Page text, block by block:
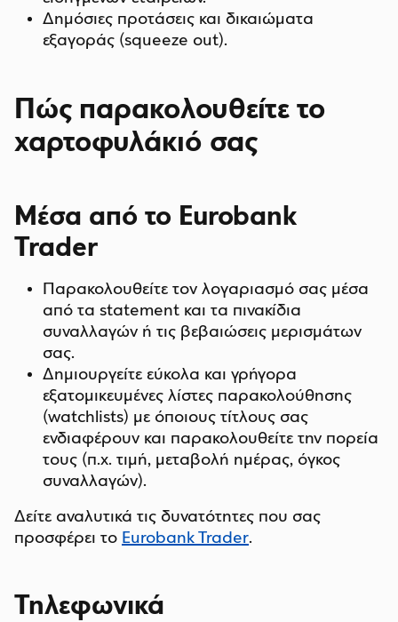
Δημόσιες προτάσεις και δικαιώματα
εξαγοράς (squeeze out).
Πώς παρακολουθείτε το
χαρτοφυλάκιό σας
Μέσα από το Eurobank
Trader
Παρακολουθείτε τον λογαριασμό σας μέσα
από τα statement και τα πινακίδια
συναλλαγών ή τις βεβαιώσεις μερισμάτων
σας.
Δημιουργείτε εύκολα και γρήγορα
εξατομικευμένες λίστες παρακολούθησης
(watchlists) με όποιους τίτλους σας
ενδιαφέρουν και παρακολουθείτε την πορεία
τους (π.χ. τιμή, μεταβολή ημέρας, όγκος
συναλλαγών).
Δείτε αναλυτικά τις δυνατότητες που σας
προσφέρει το Eurobank Trader.
Τηλεφωνικά